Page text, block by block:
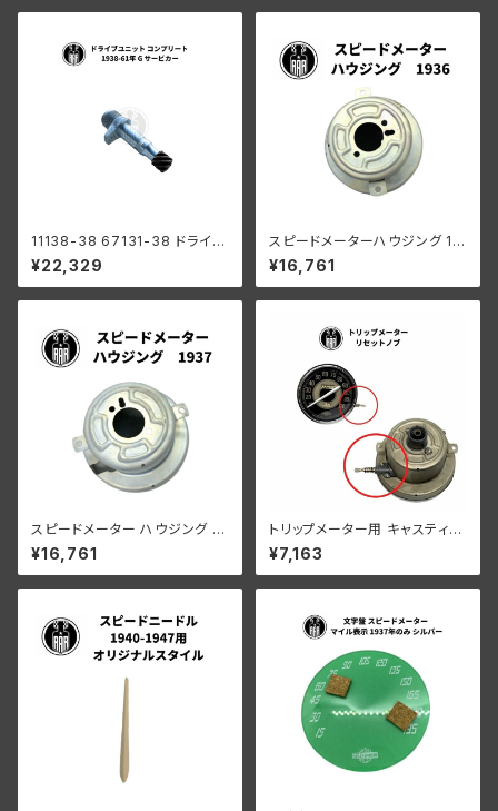
11138-38 67131-38 ドライブ
ユニット コンプリート ハーレー
ダビッドソン 1938-61年 G サ
ービカー
¥22,329
スピードメーターハウジング 19
36年
¥16,761
スピードメーター ハウジング 19
37年
¥16,761
トリップメーター用 キャスティン
グ/シャフト スプリング付 全モデ
ル
¥7,163